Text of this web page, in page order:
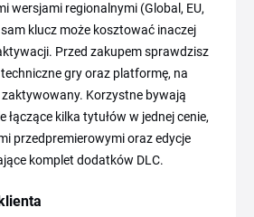
wersjami regionalnymi (Global, EU,
klucz może kosztować inaczej
Przed zakupem sprawdzisz
gry oraz platformę, na
Korzystne bywają
łączące kilka tytułów w jednej cenie,
przedpremierowymi oraz edycje
komplet dodatków DLC.